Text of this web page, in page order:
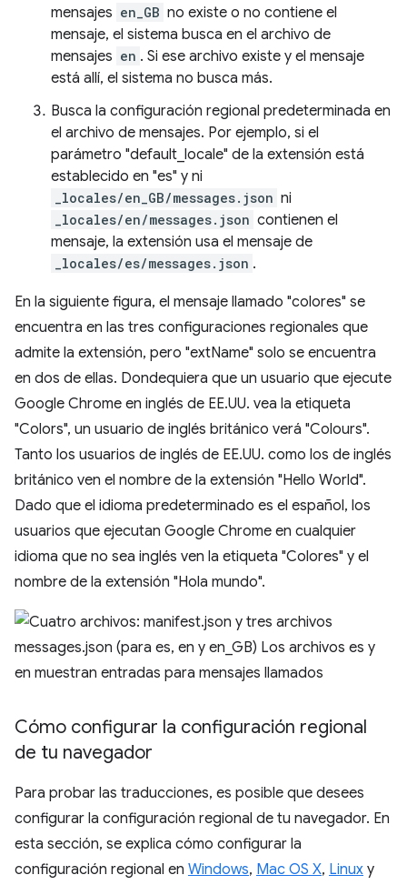
mensajes en_GB no existe o no contiene el
mensaje, el sistema busca en el archivo de
mensajes en . Si ese archivo existe y el mensaje
está allí, el sistema no busca más.
Busca la configuración regional predeterminada en
el archivo de mensajes. Por ejemplo, si el
parámetro "default_locale" de la extensión está
establecido en "es" y ni
_locales/en_GB/messages.json ni
_locales/en/messages.json contienen el
mensaje, la extensión usa el mensaje de
_locales/es/messages.json .
En la siguiente figura, el mensaje llamado "colores" se
encuentra en las tres configuraciones regionales que
admite la extensión, pero "extName" solo se encuentra
en dos de ellas. Dondequiera que un usuario que ejecute
Google Chrome en inglés de EE.UU. vea la etiqueta
"Colors", un usuario de inglés británico verá "Colours".
Tanto los usuarios de inglés de EE.UU. como los de inglés
británico ven el nombre de la extensión "Hello World".
Dado que el idioma predeterminado es el español, los
usuarios que ejecutan Google Chrome en cualquier
idioma que no sea inglés ven la etiqueta "Colores" y el
nombre de la extensión "Hola mundo".
Cómo configurar la configuración regional
de tu navegador
Para probar las traducciones, es posible que desees
configurar la configuración regional de tu navegador. En
esta sección, se explica cómo configurar la
configuración regional en Windows, Mac OS X, Linux y